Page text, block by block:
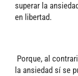
superar la
en libertad.
Porque, al
la ansiedad sí se